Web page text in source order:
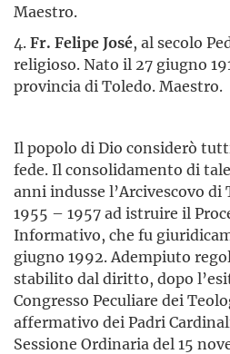
Maestro.
4.Fr. Felipe José, al secolo
religioso. Nato il 27 giugno
provincia di Toledo. Maestro.
Il popolo di Dio considerò
fede. Il consolidamento di
anni indusse l’Arcivescovo
1955 – 1957 ad istruire il
Informativo, che fu
giugno 1992. Adempiuto
stabilito dal diritto, dopo
Congresso Peculiare dei
affermativo dei Padri
Sessione Ordinaria del 15